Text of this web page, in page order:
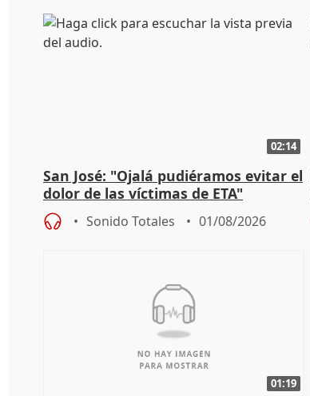
02:14
San José: "Ojalá pudiéramos evitar el
dolor de las víctimas de ETA"
Sonido Totales 01/08/2026
01:19